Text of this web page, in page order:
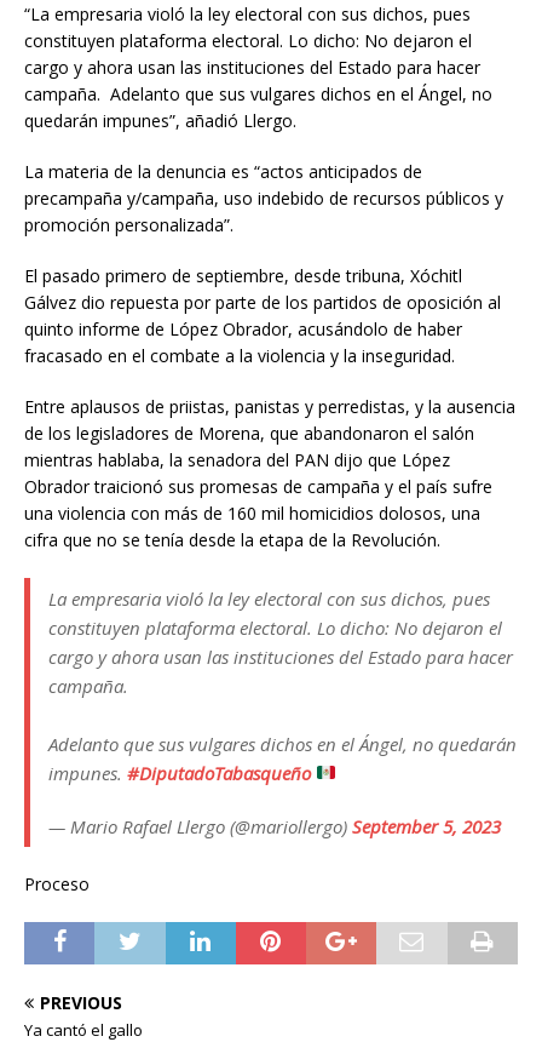
“La empresaria violó la ley electoral con sus dichos, pues
constituyen plataforma electoral. Lo dicho: No dejaron el
cargo y ahora usan las instituciones del Estado para hacer
campaña. Adelanto que sus vulgares dichos en el Ángel, no
quedarán impunes”, añadió Llergo.
La materia de la denuncia es “actos anticipados de
precampaña y/campaña, uso indebido de recursos públicos y
promoción personalizada”.
El pasado primero de septiembre, desde tribuna, Xóchitl
Gálvez dio repuesta por parte de los partidos de oposición al
quinto informe de López Obrador, acusándolo de haber
fracasado en el combate a la violencia y la inseguridad.
Entre aplausos de priistas, panistas y perredistas, y la ausencia
de los legisladores de Morena, que abandonaron el salón
mientras hablaba, la senadora del PAN dijo que López
Obrador traicionó sus promesas de campaña y el país sufre
una violencia con más de 160 mil homicidios dolosos, una
cifra que no se tenía desde la etapa de la Revolución.
La empresaria violó la ley electoral con sus dichos, pues
constituyen plataforma electoral. Lo dicho: No dejaron el
cargo y ahora usan las instituciones del Estado para hacer
campaña.
Adelanto que sus vulgares dichos en el Ángel, no quedarán
impunes. #DiputadoTabasqueño
— Mario Rafael Llergo (@mariollergo) September 5, 2023
Proceso
PREVIOUS
Ya cantó el gallo